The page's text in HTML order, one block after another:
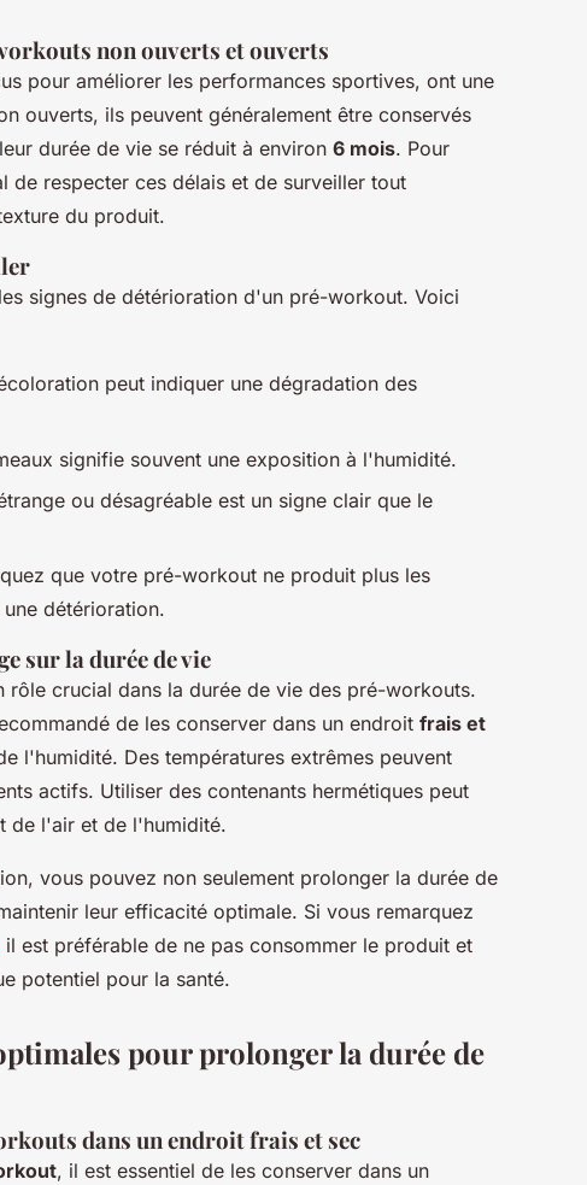
non ouverts et ouverts
pour améliorer les performances sportives, ont une
ouverts, ils peuvent généralement être conservés
durée de vie se réduit à environ 6 mois. Pour
de respecter ces délais et de surveiller tout
du produit.
signes de détérioration d'un pré-workout. Voici
peut indiquer une dégradation des
signifie souvent une exposition à l'humidité.
ou désagréable est un signe clair que le
que votre pré-workout ne produit plus les
détérioration.
sur la durée de vie
rôle crucial dans la durée de vie des pré-workouts.
de les conserver dans un endroit frais et
l'humidité. Des températures extrêmes peuvent
actifs. Utiliser des contenants hermétiques peut
de l'air et de l'humidité.
vous pouvez non seulement prolonger la durée de
leur efficacité optimale. Si vous remarquez
il est préférable de ne pas consommer le produit et
potentiel pour la santé.
pour prolonger la durée de
dans un endroit frais et sec
, il est essentiel de les conserver dans un